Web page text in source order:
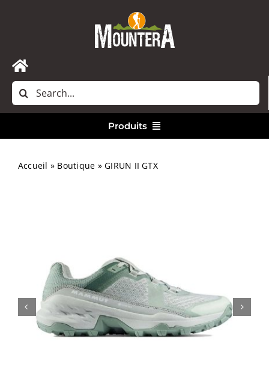
Toggle
Navigation
Accueil
Rechercher:
Produits
Trail
Escalade / Alpinisme
Accueil » Boutique »GIRUN II GTX